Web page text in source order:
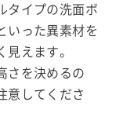
タイプの洗面ボ
いった異素材を
えます。
さを決めるの
意してくださ